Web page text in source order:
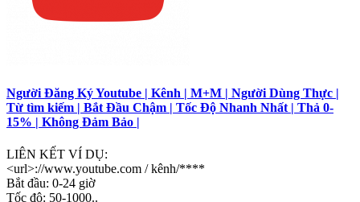
Người Đăng Ký Youtube | Kênh | M+M | Người Dùng Thực |
Từ tìm kiếm | Bắt Đầu Chậm | Tốc Độ Nhanh Nhất | Thả 0-
15% | Không Đảm Bảo |
LIÊN KẾT VÍ DỤ:
<url>://www.youtube.com / kênh/****
Bắt đầu: 0-24 giờ
Tốc độ: 50-1000..